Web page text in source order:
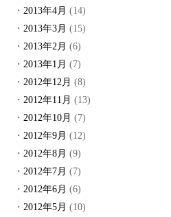
2013年4月 (14)
2013年3月 (15)
2013年2月 (6)
2013年1月 (7)
2012年12月 (8)
2012年11月 (13)
2012年10月 (7)
2012年9月 (12)
2012年8月 (9)
2012年7月 (7)
2012年6月 (6)
2012年5月 (10)